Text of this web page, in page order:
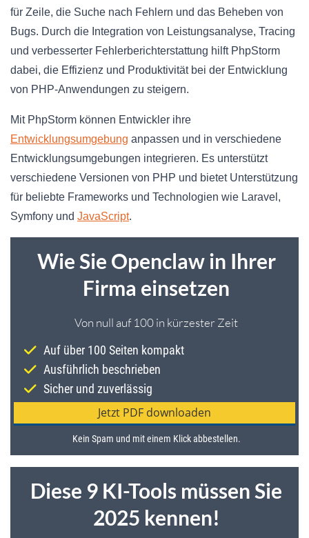
für Zeile, die Suche nach Fehlern und das Beheben von
Bugs. Durch die Integration von Leistungsanalyse, Tracing
und verbesserter Fehlerberichterstattung hilft PhpStorm
dabei, die Effizienz und Produktivität bei der Entwicklung
von PHP-Anwendungen zu steigern.
Mit PhpStorm können Entwickler ihre
Entwicklungsumgebung anpassen und in verschiedene
Entwicklungsumgebungen integrieren. Es unterstützt
verschiedene Versionen von PHP und bietet Unterstützung
für beliebte Frameworks und Technologien wie Laravel,
Symfony und JavaScript.